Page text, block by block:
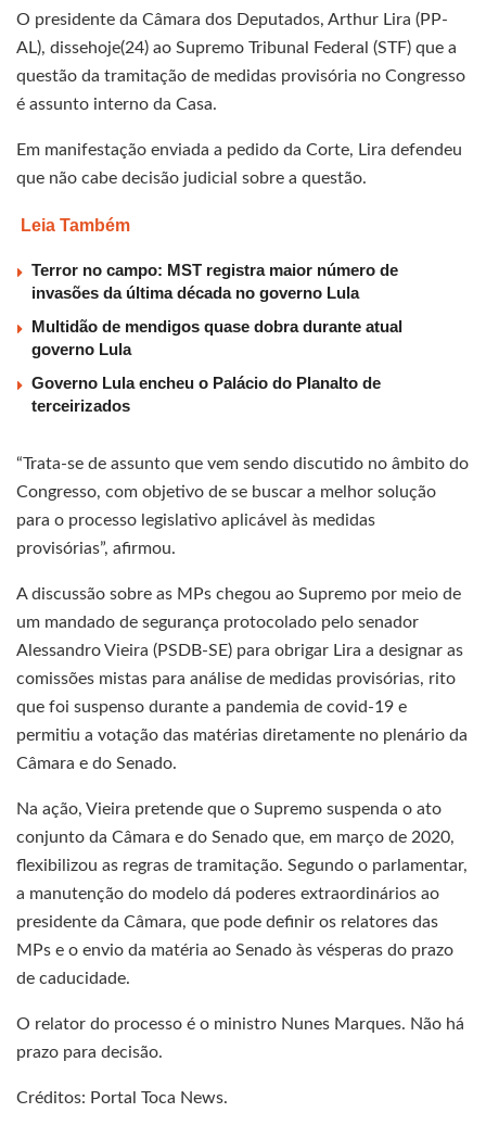
O presidente da Câmara dos Deputados, Arthur Lira (PP-
AL), dissehoje(24) ao Supremo Tribunal Federal (STF) que a
questão da tramitação de medidas provisória no Congresso
é assunto interno da Casa.
Em manifestação enviada a pedido da Corte, Lira defendeu
que não cabe decisão judicial sobre a questão.
Leia Também
Terror no campo: MST registra maior número de
invasões da última década no governo Lula
Multidão de mendigos quase dobra durante atual
governo Lula
Governo Lula encheu o Palácio do Planalto de
terceirizados
“Trata-se de assunto que vem sendo discutido no âmbito do
Congresso, com objetivo de se buscar a melhor solução
para o processo legislativo aplicável às medidas
provisórias”, afirmou.
A discussão sobre as MPs chegou ao Supremo por meio de
um mandado de segurança protocolado pelo senador
Alessandro Vieira (PSDB-SE) para obrigar Lira a designar as
comissões mistas para análise de medidas provisórias, rito
que foi suspenso durante a pandemia de covid-19 e
permitiu a votação das matérias diretamente no plenário da
Câmara e do Senado.
Na ação, Vieira pretende que o Supremo suspenda o ato
conjunto da Câmara e do Senado que, em março de 2020,
flexibilizou as regras de tramitação. Segundo o parlamentar,
a manutenção do modelo dá poderes extraordinários ao
presidente da Câmara, que pode definir os relatores das
MPs e o envio da matéria ao Senado às vésperas do prazo
de caducidade.
O relator do processo é o ministro Nunes Marques. Não há
prazo para decisão.
Créditos: Portal Toca News.